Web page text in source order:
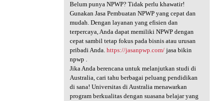
Belum punya NPWP? Tidak perlu khawatir!
Gunakan Jasa Pembuatan NPWP yang cepat dan
mudah. Dengan layanan yang efisien dan
terpercaya, Anda dapat memiliki NPWP dengan
cepat sambil tetap fokus pada bisnis atau urusan
pribadi Anda. https://jasanpwp.com/jasa bikin
npwp .
Jika Anda berencana untuk melanjutkan studi di
Australia, cari tahu berbagai peluang pendidikan
di sana! Universitas di Australia menawarkan
program berkualitas dengan suasana belajar yang